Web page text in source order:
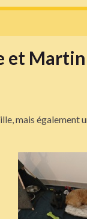
et Martin
mais également